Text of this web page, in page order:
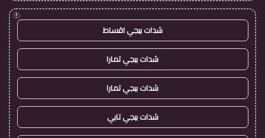
!
شدات ببجي اقساط
شدات ببجي تمارا
شدات ببجي تمارا
شدات ببجي تابي